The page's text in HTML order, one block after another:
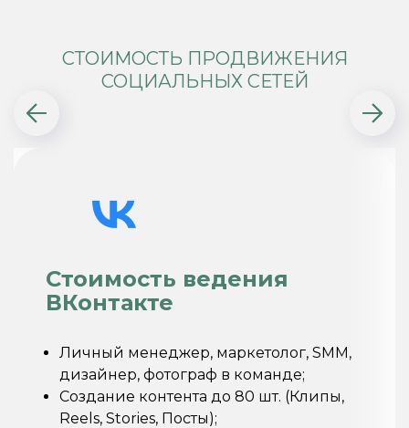
СТОИМОСТЬ ПРОДВИЖЕНИЯ
СОЦИАЛЬНЫХ СЕТЕЙ
Стоимость ведения
ВКонтакте
Личный менеджер, маркетолог, SMM,
дизайнер, фотограф в команде;
Создание контента до 80 шт. (Клипы,
Reels, Stories, Посты);